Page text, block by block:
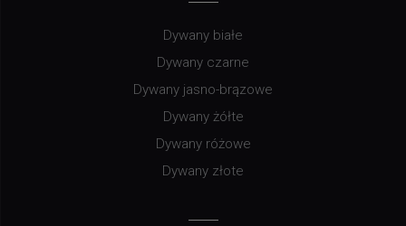
Dywany białe
Dywany czarne
Dywany jasno-brązowe
Dywany żółte
Dywany różowe
Dywany złote